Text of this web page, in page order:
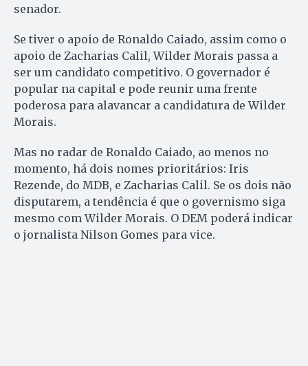
senador.
Se tiver o apoio de Ronaldo Caiado, assim como o
apoio de Zacharias Calil, Wilder Morais passa a
ser um candidato competitivo. O governador é
popular na capital e pode reunir uma frente
poderosa para alavancar a candidatura de Wilder
Morais.
Mas no radar de Ronaldo Caiado, ao menos no
momento, há dois nomes prioritários: Iris
Rezende, do MDB, e Zacharias Calil. Se os dois não
disputarem, a tendência é que o governismo siga
mesmo com Wilder Morais. O DEM poderá indicar
o jornalista Nilson Gomes para vice.